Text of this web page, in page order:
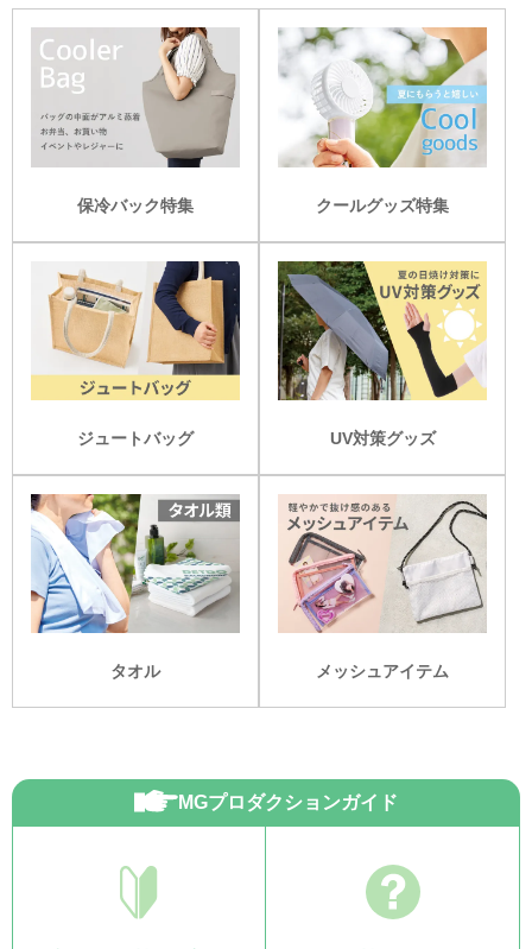
保冷バック特集 クールグッズ特集
ジュートバッグ UV対策グッズ
タオル メッシュアイテム
MGプロダクションガイド